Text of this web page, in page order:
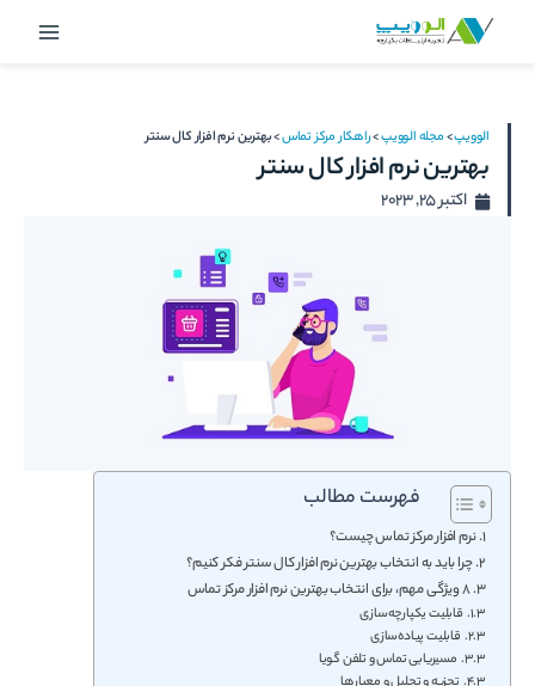
Main
الوویپ>مجله الوویپ>راهکار مرکز تماس>بهترین نرم افزار کال سنتر
بهترین نرم افزار کال سنتر
اکتبر 25, 2023
فهرست مطالب
نرم افزار مرکز تماس چیست؟
چرا باید به انتخاب بهترین نرم افزار کال سنتر فکر کنیم؟
8 ویژگی مهم، برای انتخاب بهترین نرم افزار مرکز تماس
قابلیت یکپارچه­‌سازی
قابلیت پیاده‌­سازی
مسیریابی تماس و تلفن گویا